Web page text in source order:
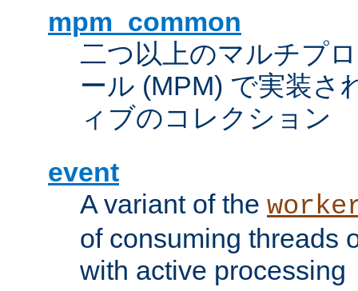
mpm_common
二つ以上のマルチプ
ール (MPM) で実装さ
ィブのコレクション
event
A variant of the
of consuming threads
with active processing